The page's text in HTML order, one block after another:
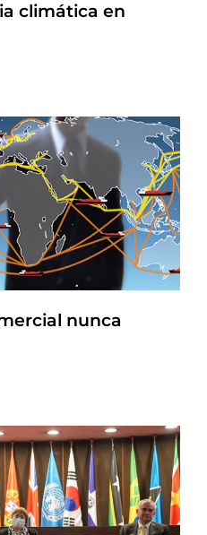
climática en
nunca